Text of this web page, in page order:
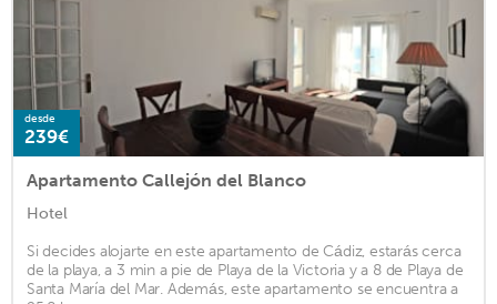
desde
239€
Apartamento Callejón del Blanco
Hotel
Si decides alojarte en este apartamento de Cádiz, estarás cerca
de la playa, a 3 min a pie de Playa de la Victoria y a 8 de Playa de
Santa María del Mar. Además, este apartamento se encuentra a